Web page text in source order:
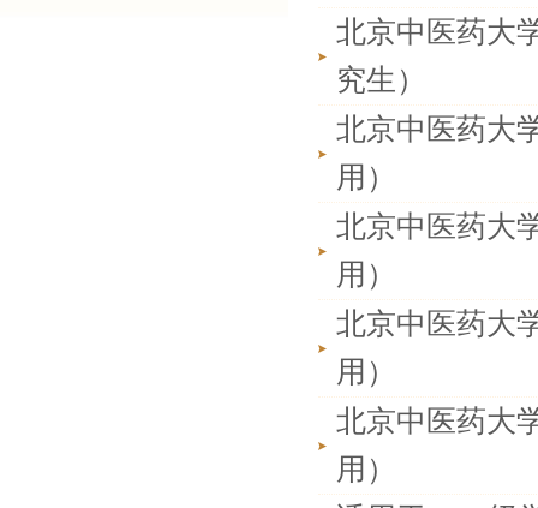
北京中医药大
究生）
北京中医药大
用）
北京中医药大
用）
北京中医药大
用）
北京中医药大
用）